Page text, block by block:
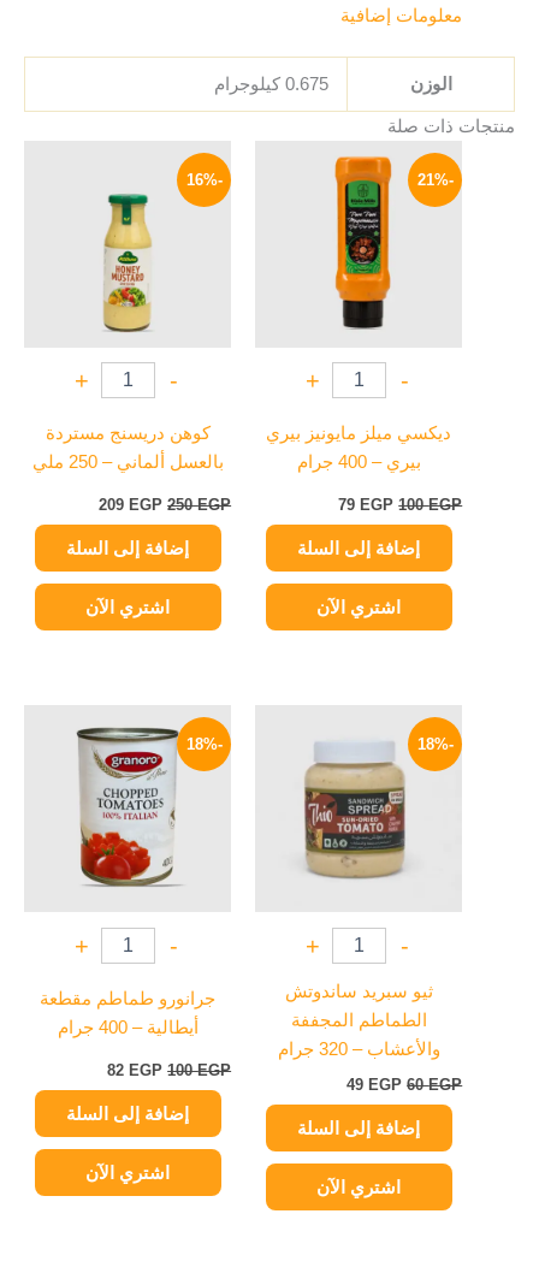
معلومات إضافية
الوزن 0.675 كيلوجرام
منتجات ذات صلة
-21%
-
+
ديكسي ميلز مايونيز بيري
بيري – 400 جرام
100EGP
الأصلي
هو:
100 EGP.
79 EGP
الحالي
هو:
إضافة إلى السلة
اشتري الآن
-16%
-
+
كوهن دريسنج مستردة
بالعسل ألماني – 250 ملي
250EGP
هو:
250 EGP.
209 EGP
إضافة إلى السلة
اشتري الآن
-18%
-
+
ثيو سبريد ساندوتش
الطماطم المجففة
والأعشاب – 320 جرام
60EGP
60 EGP.
49 EGP
49 EGP.
إضافة إلى السلة
اشتري الآن
-18%
-
+
جرانورو طماطم مقطعة
أيطالية – 400 جرام
100EGP
الأصلي
هو:
100 EGP.
82 EGP
الحالي
هو:
82 EGP.
إضافة إلى السلة
اشتري الآن